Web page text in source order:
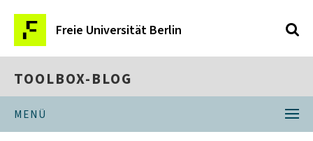
Freie Universität Berlin
TOOLBOX-BLOG
MENÜ